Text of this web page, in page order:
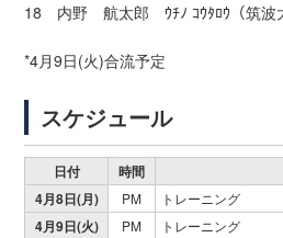
18 内野 航太郎 ｳﾁﾉ ｺｳﾀﾛｳ（筑波
*4月9日(火)合流予定
スケジュール
日付 時間
4月8日(月)
PM トレーニング
4月9日(火) PM トレーニング